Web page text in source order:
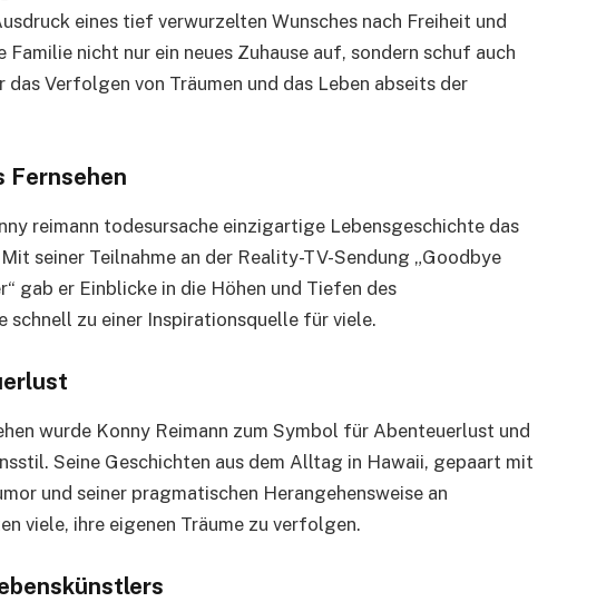
eines tief verwurzelten Wunsches nach Freiheit und
nicht nur ein neues Zuhause auf, sondern schuf auch
Verfolgen von Träumen und das Leben abseits der
Fernsehen
reimann todesursache einzigartige Lebensgeschichte das
seiner Teilnahme an der Reality-TV-Sendung „Goodbye
gab er Einblicke in die Höhen und Tiefen des
schnell zu einer Inspirationsquelle für viele.
wurde Konny Reimann zum Symbol für Abenteuerlust und
Seine Geschichten aus dem Alltag in Hawaii, gepaart mit
und seiner pragmatischen Herangehensweise an
viele, ihre eigenen Träume zu verfolgen.